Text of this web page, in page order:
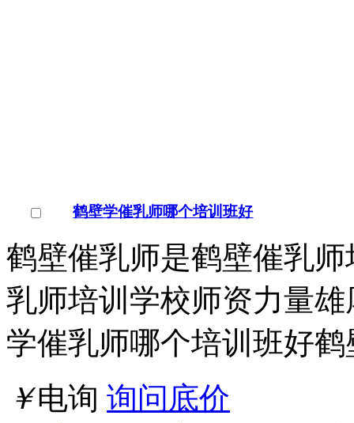
鹤壁学催乳师哪个培训班好
鹤壁催乳师是鹤壁催乳
乳师培训学校师资力量
学催乳师哪个培训班好鹤
￥电询 询问底价